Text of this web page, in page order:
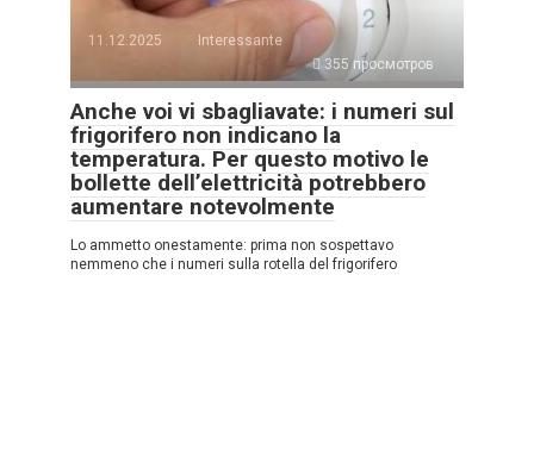
11.12.2025
Interessante
355 просмотров
Anche voi vi sbagliavate: i numeri sul
frigorifero non indicano la
temperatura. Per questo motivo le
bollette dell’elettricità potrebbero
aumentare notevolmente
Lo ammetto onestamente: prima non sospettavo
nemmeno che i numeri sulla rotella del frigorifero